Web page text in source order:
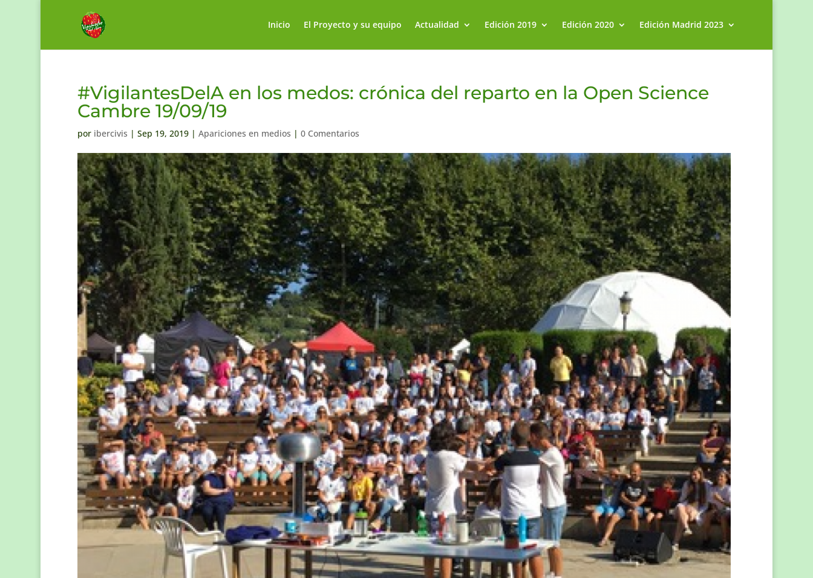
Inicio El Proyecto y su equipo Actualidad Edición 2019 Edición 2020 Edición Madrid 2023
#VigilantesDelA en los medos: crónica del reparto en la Open Science
Cambre 19/09/19
por ibercivis | Sep 19, 2019| Apariciones en medios | 0 Comentarios